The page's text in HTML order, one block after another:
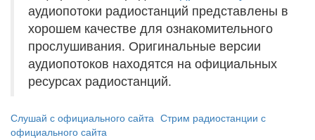
аудиопотоки радиостанций представлены в
хорошем качестве для ознакомительного
прослушивания. Оригинальные версии
аудиопотоков находятся на официальных
ресурсах радиостанций.
Слушай с официального сайта Стрим радиостанции с
официального сайта